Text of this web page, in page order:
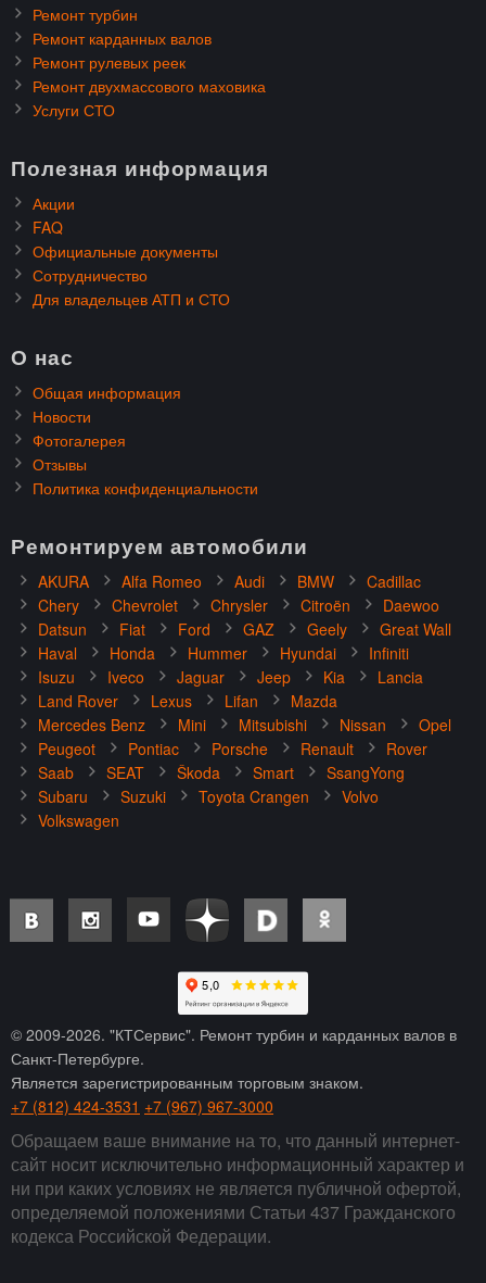
Ремонт турбин
Ремонт карданных валов
Ремонт рулевых реек
Ремонт двухмассового маховика
Услуги СТО
Полезная информация
Акции
FAQ
Официальные документы
Сотрудничество
Для владельцев АТП и СТО
О нас
Общая информация
Новости
Фотогалерея
Отзывы
Политика конфиденциальности
Ремонтируем автомобили
AKURA Alfa Romeo Audi BMW
Cadillac
Chery
Chevrolet Chrysler Citroën
Daewoo
Datsun
Fiat Ford GAZ Geely
Great Wall
Haval
Honda Hummer Hyundai
Infiniti
Isuzu
Iveco Jaguar Jeep Kia
Lancia
Land Rover
Lexus Lifan
Mazda
Mercedes Benz
Mini Mitsubishi Nissan
Opel
Peugeot
Pontiac Porsche Renault
Rover
Saab
SEAT Škoda Smart
SsangYong
Subaru
Suzuki Toyota Crangen
Volvo
Volkswagen
© 2009-2026. "КТСервис". Ремонт турбин и карданных валов в
Санкт-Петербурге.
Является зарегистрированным торговым знаком.
+7 (812) 424-3531 +7 (967) 967-3000
Обращаем ваше внимание на то, что данный интернет-
сайт носит исключительно информационный характер и
ни при каких условиях не является публичной офертой,
определяемой положениями Статьи 437 Гражданского
кодекса Российской Федерации.